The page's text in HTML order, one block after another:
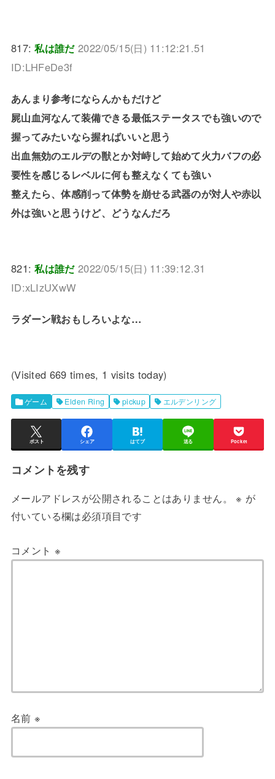
817:私は誰だ 2022/05/15(日) 11:12:21.51
ID:LHFeDe3f
あんまり参考にならんかもだけど
屍山血河なんて装備できる最低ステータスでも強いので
握ってみたいなら握ればいいと思う
出血無効のエルデの獣とか対峙して始めて火力バフの必
要性を感じるレベルに何も整えなくても強い
整えたら、体感削って体勢を崩せる武器のが対人や赤以
外は強いと思うけど、どうなんだろ
821:私は誰だ 2022/05/15(日) 11:39:12.31
ID:xLIzUXwW
ラダーン戦おもしろいよな…
(Visited 669 times, 1 visits today)
ゲーム Elden Ring pickup エルデンリング
ポスト シェア はてブ 送る Pocket
コメントを残す
メールアドレスが公開されることはありません。 ※ が
付いている欄は必須項目です
コメント ※
名前※